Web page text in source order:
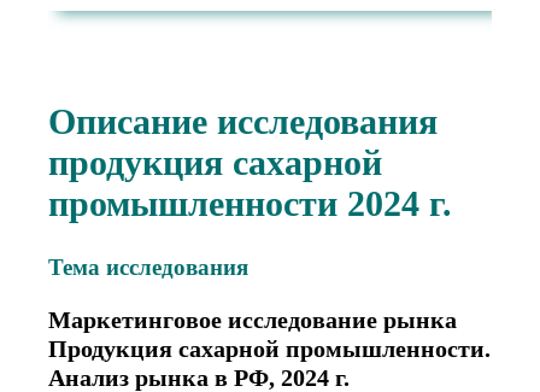
Описание исследования
продукция сахарной
промышленности 2024 г.
Тема иcследования
Маркетинговое исследование рынка
Продукция сахарной промышленности.
Анализ рынка в РФ, 2024 г.